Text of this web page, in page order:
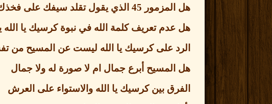
هل المزمور 45 الذي يقول تقلد سيفك على
هل عدم تعريف كلمة الله في نبوة كرسيك يا الله
الرد على كرسيك يا الله ليست عن المسيح من
هل المسيح أبرع جمال ام لا صورة له ولا جمال
الفرق بين كرسيك يا الله والاستواء على العرش